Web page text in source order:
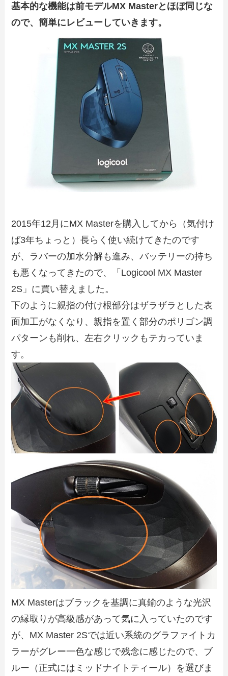
基本的な機能は前モデルMX Masterとほぼ同じな
ので、簡単にレビューしていきます。
2015年12月にMX Masterを購入してから（気付け
ば3年ちょっと）長らく使い続けてきたのです
が、ラバーの加水分解も進み、バッテリーの持ち
も悪くなってきたので、「Logicool MX Master
2S」に買い替えました。
下のように親指の付け根部分はザラザラとした表
面加工がなくなり、親指を置く部分のポリゴン調
パターンも削れ、左右クリックもテカっていま
す。
MX Masterはブラックを基調に真鍮のような光沢
の縁取りが高級感があって気に入っていたのです
が、MX Master 2Sでは近い系統のグラファイトカ
ラーがグレー一色な感じで残念に感じたので、ブ
ルー（正式にはミッドナイトティール）を選びま